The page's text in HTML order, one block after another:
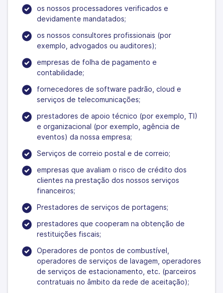
os nossos processadores verificados e
devidamente mandatados;
os nossos consultores profissionais (por
exemplo, advogados ou auditores);
empresas de folha de pagamento e
contabilidade;
fornecedores de software padrão, cloud e
serviços de telecomunicações;
prestadores de apoio técnico (por exemplo, TI)
e organizacional (por exemplo, agência de
eventos) da nossa empresa;
Serviços de correio postal e de correio;
empresas que avaliam o risco de crédito dos
clientes na prestação dos nossos serviços
financeiros;
Prestadores de serviços de portagens;
prestadores que cooperam na obtenção de
restituições fiscais;
Operadores de pontos de combustível,
operadores de serviços de lavagem, operadores
de serviços de estacionamento, etc. (parceiros
contratuais no âmbito da rede de aceitação);